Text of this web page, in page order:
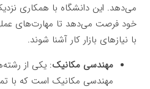
می‌دهد. این دانشگاه با همکاری
خود فرصت می‌دهد تا مهارت‌های
با نیازهای بازار کار آشنا شوند.
مهندسی مکانیک
مهندسی مکانیک است که با